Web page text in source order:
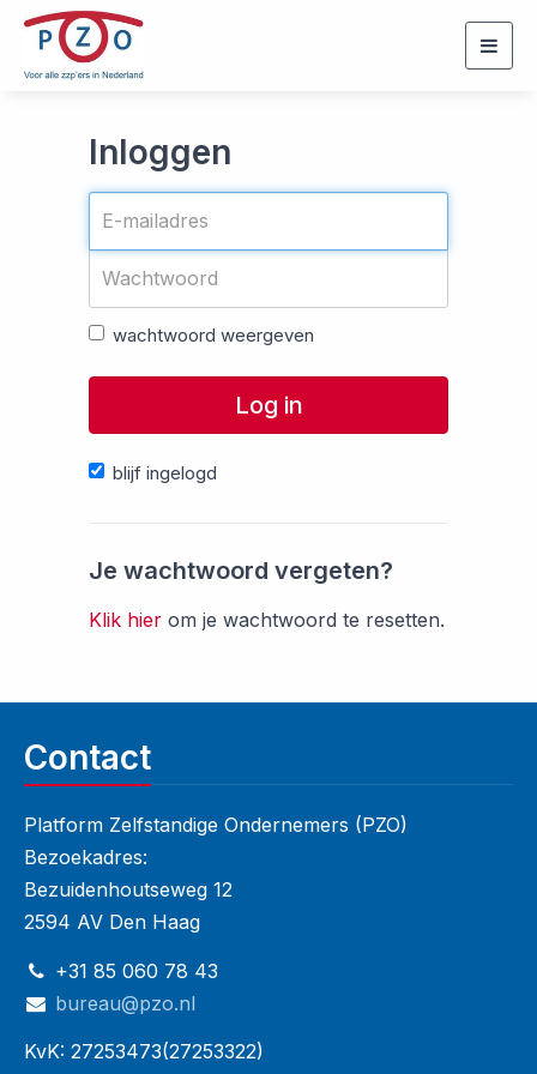
Inloggen
wachtwoord weergeven
Log in
blijf ingelogd
Je wachtwoord vergeten?
Klik hier om je wachtwoord te resetten.
Contact
Platform Zelfstandige Ondernemers (PZO)
Bezoekadres:
Bezuidenhoutseweg 12
2594 AV Den Haag
+31 85 060 78 43
bureau@pzo.nl
KvK: 27253473(27253322)